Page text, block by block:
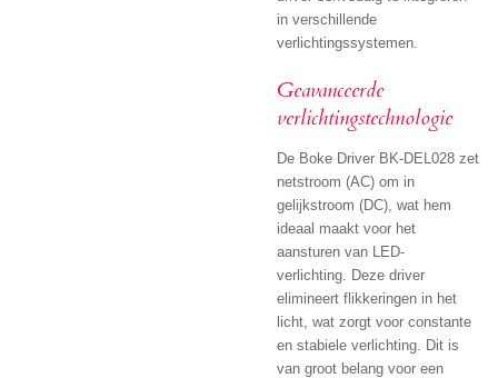
in verschillende
verlichtingssystemen.
Geavanceerde
verlichtingstechnologie
De Boke Driver BK-DEL028 zet
netstroom (AC) om in
gelijkstroom (DC), wat hem
ideaal maakt voor het
aansturen van LED-
verlichting.
Deze driver
elimineert flikkeringen in het
licht, wat zorgt voor constante
en stabiele verlichting.
Dit is
van groot belang voor een